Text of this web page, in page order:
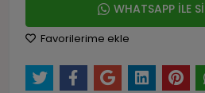
WHATSAPP İLE
Favorilerime ekle